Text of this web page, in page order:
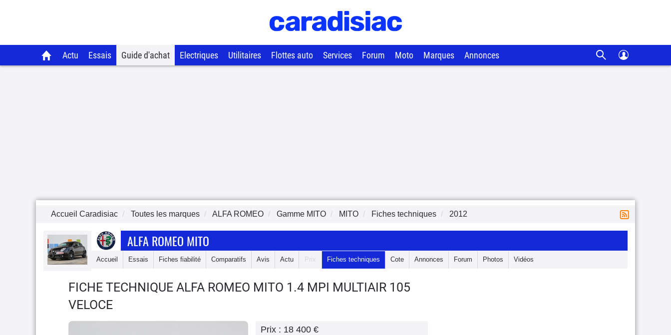
Actu Essais Guide d'achat Electriques Utilitaires Flottes auto Services Forum Moto Marques Annonces
Accueil Caradisiac Toutes les marques ALFA ROMEO Gamme MITO MITO Fiches techniques 2012
ALFA ROMEO MITO
Accueil Essais Fiches fiabilité Comparatifs Avis Actu Prix Fiches techniques Cote Annonces Forum Photos Vidéos
FICHE TECHNIQUE ALFA ROMEO MITO 1.4 MPI MULTIAIR 105
VELOCE
Prix : 18 400 €